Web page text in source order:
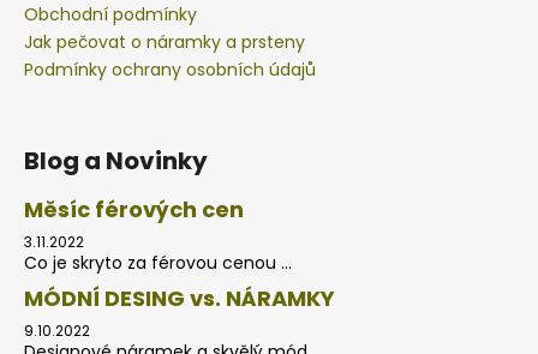
Obchodní podmínky
Jak pečovat o náramky a prsteny
Podmínky ochrany osobních údajů
Blog a Novinky
Měsíc férových cen
3.11.2022
Co je skryto za férovou cenou ...
MÓDNÍ DESING vs. NÁRAMKY
9.10.2022